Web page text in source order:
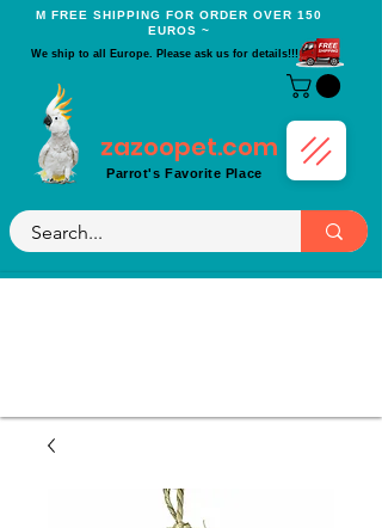
Μ FREE SHIPPING FOR ORDER OVER 150
EUROS ~
We ship to all Europe. Please ask us for details!!!
zazoopet.com
Parrot's Favorite Place